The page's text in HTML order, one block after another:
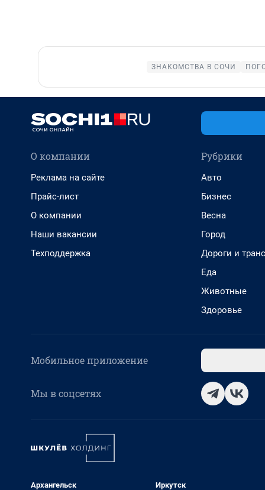
ЗНАКОМСТВА В СОЧИ
О компании
Реклама на сайте
Прайс-лист
О компании
Наши вакансии
Техподдержка
Рубрики
Авто
Бизнес
Весна
Город
Дороги и
Еда
Животные
Здоровье
Мобильное приложение
Мы в соцсетях
Архангельск Иркутск